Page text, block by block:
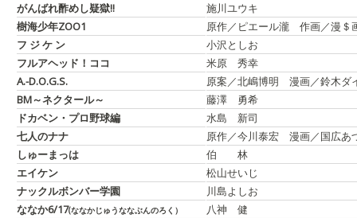
がんばれ酢めし疑獄!!
施川ユウキ
樹海少年ZOO1
原作／ピエール瀧 作画／漫＄
フ ジ ケ ン
小沢としお
フルアヘッド！ココ
米原 秀幸
A.-D.O.G.S.
原案／北嶋博明 漫画／鈴木ダ
BM～ネクタール～
藤澤 勇希
ドカベン・プロ野球編
水島 新司
七人のナナ
原作／今川泰宏 漫画／国広あ
しゅーまっは
伯 林
エイケン
松山せいじ
ナックルボンバー学園
川島よしお
ななか6/17(ななかじゅうななぶんのろく）
八神 健